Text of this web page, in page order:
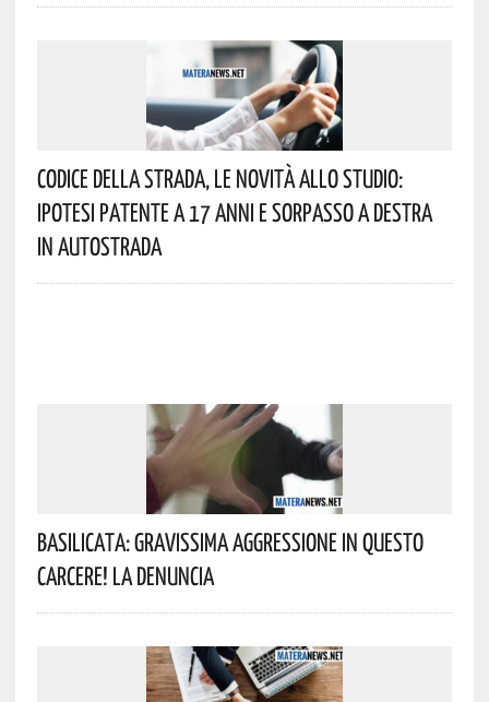
Codice Della Strada, Le Novità Allo Studio:
Ipotesi Patente A 17 Anni E Sorpasso A Destra
In Autostrada
Basilicata: Gravissima Aggressione In Questo
Carcere! La Denuncia